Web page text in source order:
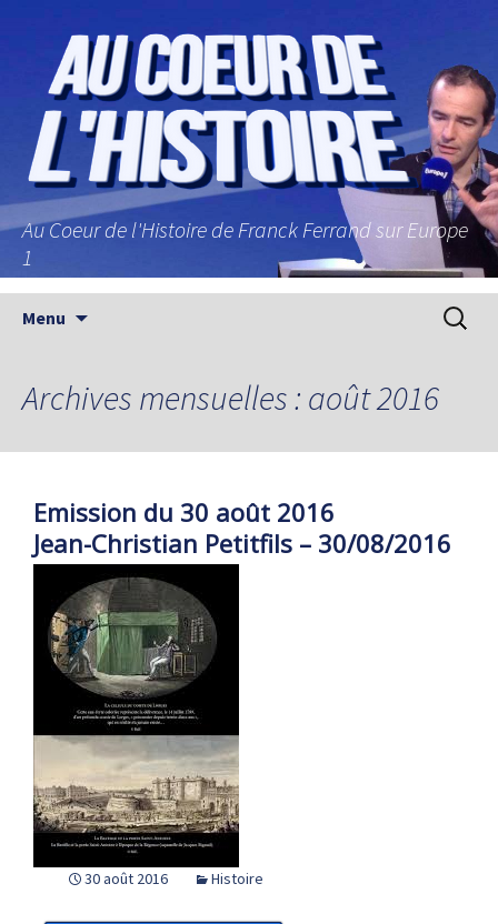
Au Coeur de l'Histoire de Franck Ferrand sur Europe
1
Menu
Archives mensuelles : août 2016
Emission du 30 août 2016
Jean-Christian Petitfils – 30/08/2016
30 août 2016 Histoire